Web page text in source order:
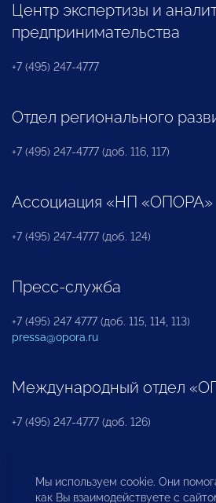
Центр экспертизы и
предпринимательства
+7 (495) 247-4777
Отдел регионального
+7 (495) 247-4777 (доб. 116, 117)
Ассоциация «НП «ОПОРА»
+7 (495) 247-4777 (доб. 124)
Пресс-служба
+7 (495) 247 4777 (доб. 115, 114, 113)
pressa@opora.ru
Международный отдел
+7 (495) 247-4777 (доб. 126)
Бюро по защите прав
инвесторов
Мы используем cookie. Они
как Вы взаимодействуете с